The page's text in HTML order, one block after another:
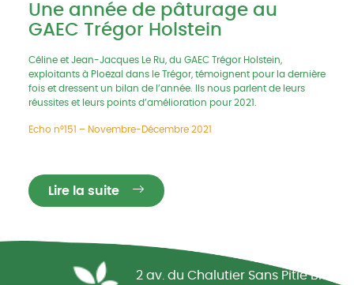
Une année de pâturage au
GAEC Trégor Holstein
Céline et Jean-Jacques Le Ru, du GAEC Trégor Holstein,
exploitants à Ploëzal dans le Trégor, témoignent pour la dernière
fois et dressent un bilan de l’année. Ils nous parlent de leurs
réussites et leurs points d’amélioration pour 2021.
Echo n°151 – Novembre-Décembre 2021
Lire la suite
Réseau CIVAM - Campagnes vivantes
2 av. du Chalutier Sans Pitié BP